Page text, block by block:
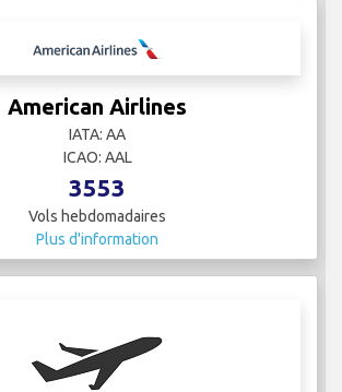
American Airlines
IATA: AA
ICAO: AAL
3553
Vols hebdomadaires
Plus d'information